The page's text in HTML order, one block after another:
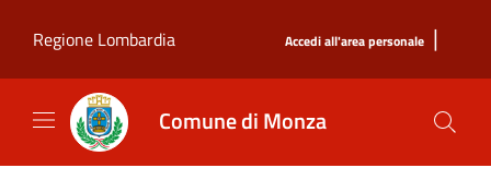
Regione Lombardia
Accedi all'area personale |
Comune di Monza